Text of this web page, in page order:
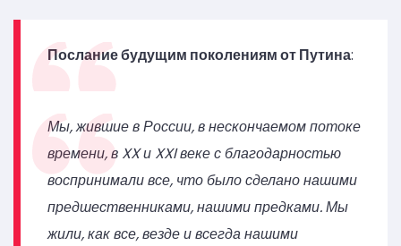
Послание будущим поколениям от Путина:
Мы, жившие в России, в нескончаемом потоке
времени, в XX и XXI веке с благодарностью
воспринимали все, что было сделано нашими
предшественниками, нашими предками. Мы
жили, как все, везде и всегда нашими